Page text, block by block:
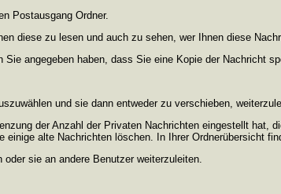
Postausgang Ordner.
diese zu lesen und auch zu sehen, wer Ihnen diese
angegeben haben, dass Sie eine Kopie der Nachricht
und sie dann entweder zu verschieben,
der Anzahl der Privaten Nachrichten eingestellt hat,
alte Nachrichten löschen. In Ihrer Ordnerübersicht
sie an andere Benutzer weiterzuleiten.